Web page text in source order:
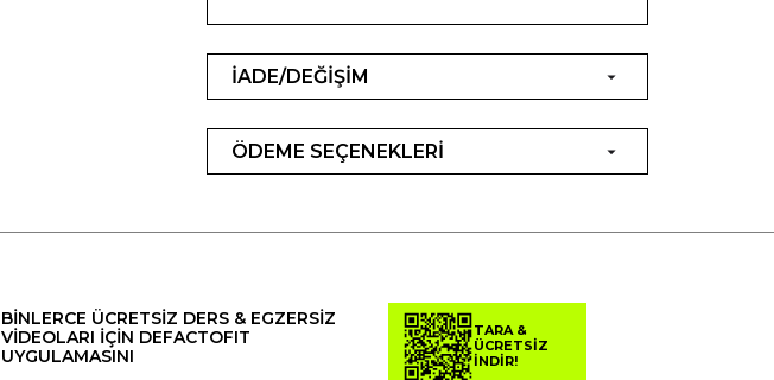
İADE/DEĞİŞİM
ÖDEME SEÇENEKLERİ
BİNLERCE ÜCRETSİZ DERS & EGZERSİZ
VİDEOLARI İÇİN DEFACTOFIT
UYGULAMASINI
TARA &
ÜCRETSİZ
İNDİR!